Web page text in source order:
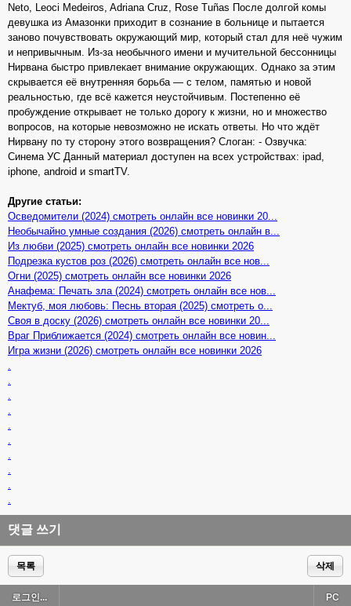
Neto, Leoci Medeiros, Adriana Cruz, Rose Tuñas После долгой комы
девушка из Амазонки приходит в сознание в больнице и пытается
заново почувствовать окружающий мир, который стал для неё чужим
и непривычным. Из-за необычного имени и мучительной бессонницы
Нирвана быстро привлекает внимание окружающих. Однако за этим
скрывается её внутренняя борьба — с телом, памятью и новой
реальностью, где всё кажется неустойчивым. Постепенно её
пробуждение открывает не только дорогу к жизни, но и множество
вопросов, на которые невозможно не искать ответы. Но что ждёт
Нирвану по ту сторону этого возвращения? Слоган: - Озвучка:
Синема УС Данный материал доступен на всех устройствах: ipad,
iphone, android и smartTV.
Другие статьи:
Осведомители (2024) смотреть онлайн все новинки 20...
Необычайно умные создания (2026) смотреть онлайн в...
Из любви (2025) смотреть онлайн все новинки 2026
Подрезка кустов роз (2026) смотреть онлайн все нов...
Огни (2025) смотреть онлайн все новинки 2026
Анафема: Печать зла (2024) смотреть онлайн все нов...
Мектуб, моя любовь: Песнь вторая (2025) смотреть о...
Своя в доску (2026) смотреть онлайн все новинки 20...
Враг Приближается (2024) смотреть онлайн все новин...
Игра жизни (2026) смотреть онлайн все новинки 2026
댓글 쓰기
목록 삭제
로그인... PC